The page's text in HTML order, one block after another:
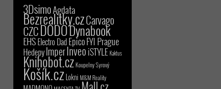
3DsimoAgdata
Bezrealitky.czCarvago
CZCDODODynabook
EHSElectro Dad EpicoFYI Prague
HedepyImperInveoiSTYLE Kaktus
Knihobot.czKoupelny Syrový
Košík.czLokni M&M Reality